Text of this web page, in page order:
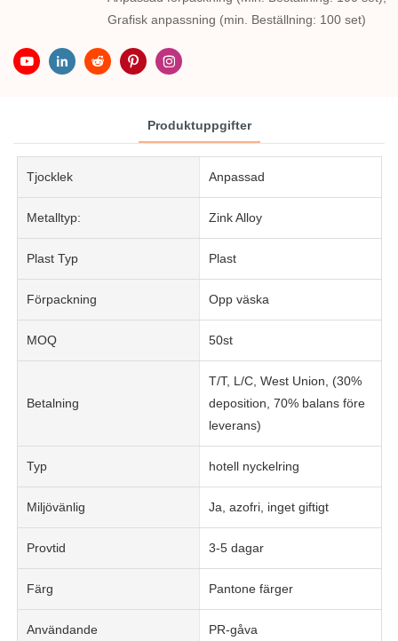
Grafisk anpassning (min. Beställning: 100 set)
Produktuppgifter
Tjocklek Anpassad
Metalltyp: Zink Alloy
Plast Typ Plast
Förpackning Opp väska
MOQ 50st
Betalning
T/T, L/C, West Union, (30%
deposition, 70% balans före
leverans)
Typ hotell nyckelring
Miljövänlig Ja, azofri, inget giftigt
Provtid 3-5 dagar
Färg Pantone färger
Användande PR-gåva